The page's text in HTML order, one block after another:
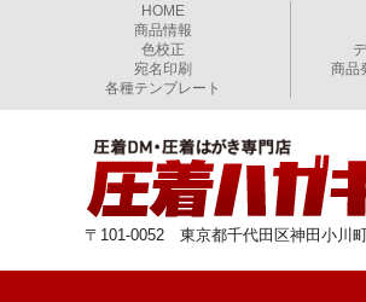
HOME
商品情報
色校正
宛名印刷
各種テンプレート
商品
〒101-0052 東京都千代田区神田小川